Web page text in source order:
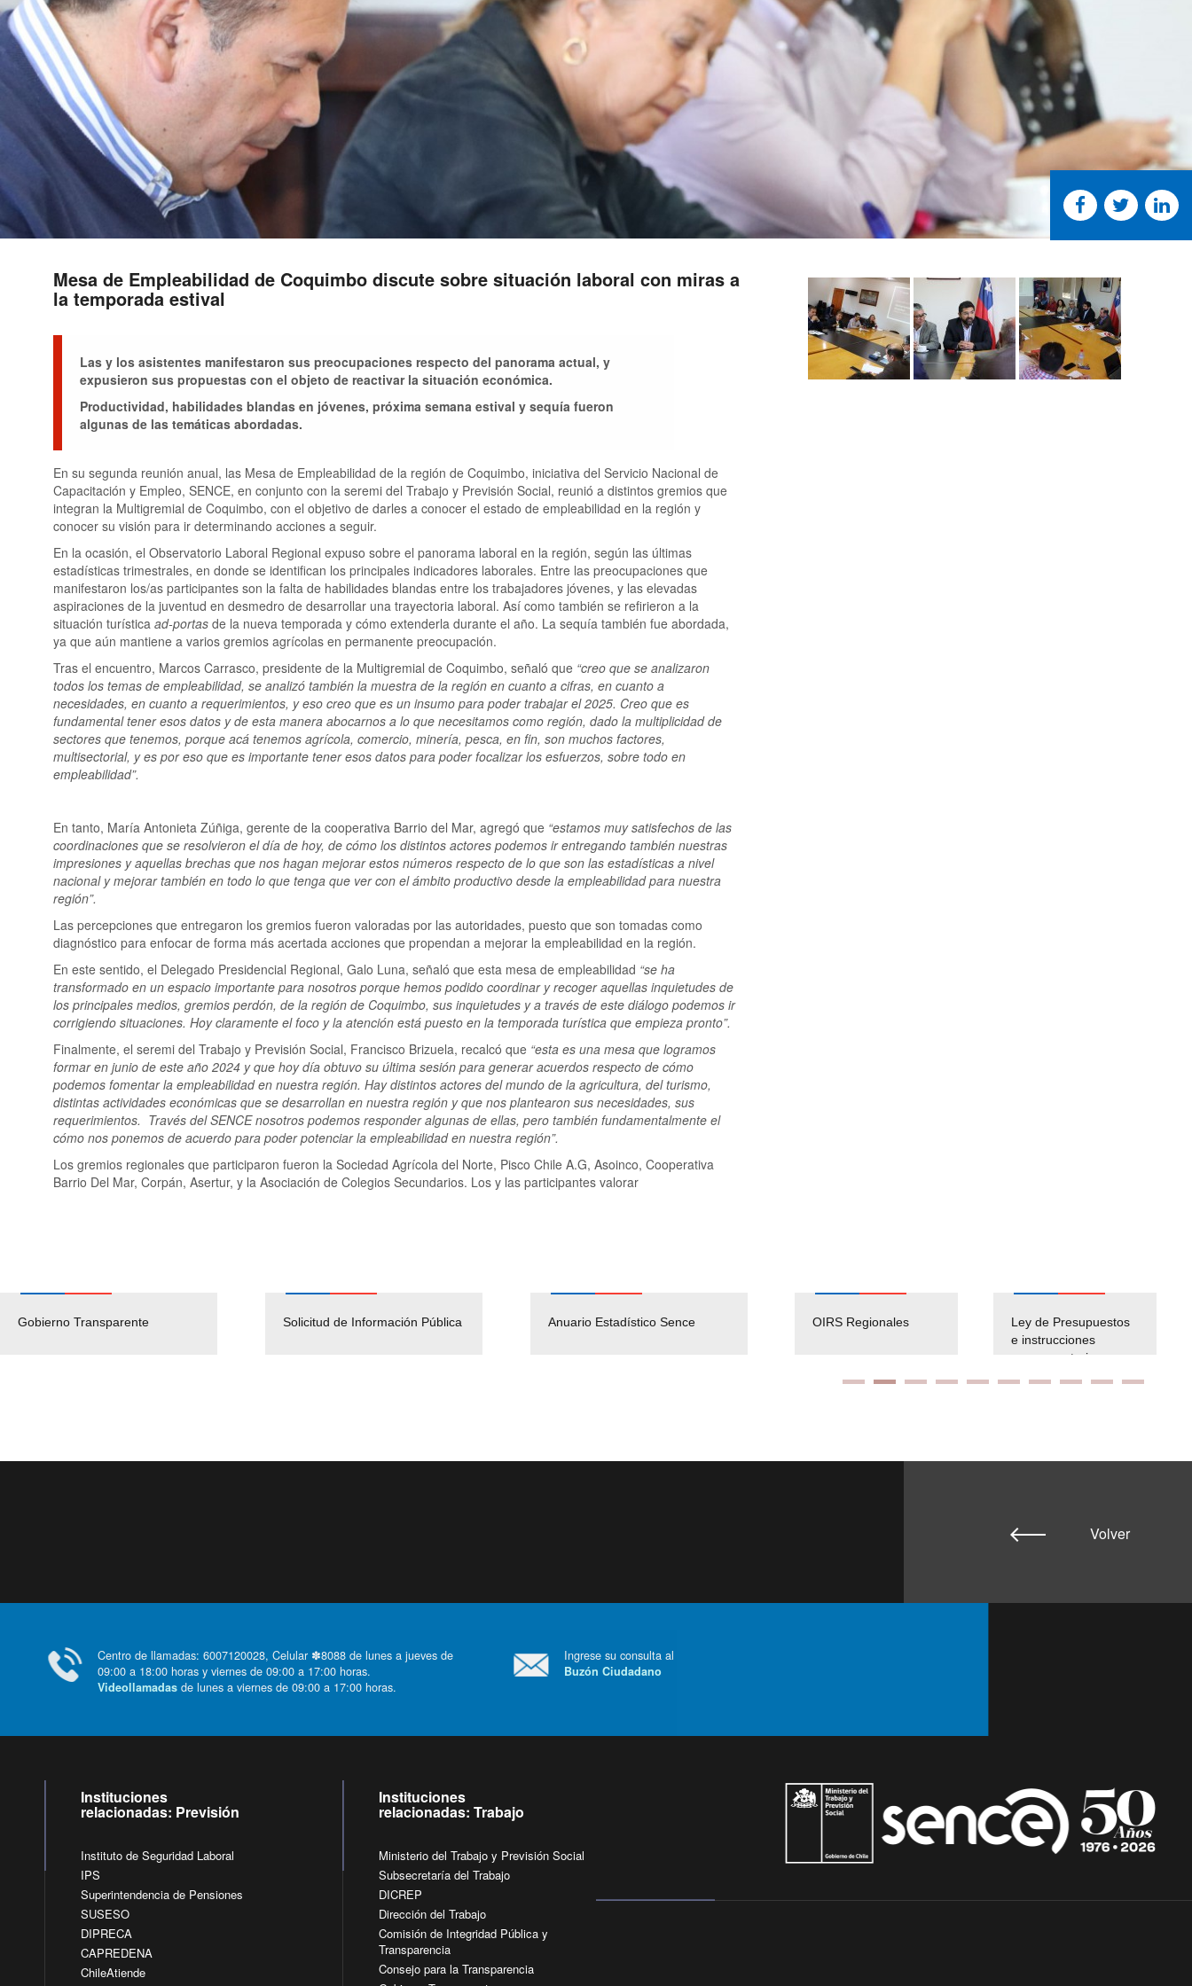
Mesa de Empleabilidad de Coquimbo discute sobre situación laboral con miras a
la temporada estival
Las y los asistentes manifestaron sus preocupaciones respecto del panorama actual, y
expusieron sus propuestas con el objeto de reactivar la situación económica.
Productividad, habilidades blandas en jóvenes, próxima semana estival y sequía fueron
algunas de las temáticas abordadas.
En su segunda reunión anual, las Mesa de Empleabilidad de la región de Coquimbo, iniciativa del Servicio Nacional de
Capacitación y Empleo, SENCE, en conjunto con la seremi del Trabajo y Previsión Social, reunió a distintos gremios que
integran la Multigremial de Coquimbo, con el objetivo de darles a conocer el estado de empleabilidad en la región y
conocer su visión para ir determinando acciones a seguir.
En la ocasión, el Observatorio Laboral Regional expuso sobre el panorama laboral en la región, según las últimas
estadísticas trimestrales, en donde se identifican los principales indicadores laborales. Entre las preocupaciones que
manifestaron los/as participantes son la falta de habilidades blandas entre los trabajadores jóvenes, y las elevadas
aspiraciones de la juventud en desmedro de desarrollar una trayectoria laboral. Así como también se refirieron a la
situación turística ad-portas de la nueva temporada y cómo extenderla durante el año. La sequía también fue abordada,
ya que aún mantiene a varios gremios agrícolas en permanente preocupación.
Tras el encuentro, Marcos Carrasco, presidente de la Multigremial de Coquimbo, señaló que “creo que se analizaron
todos los temas de empleabilidad, se analizó también la muestra de la región en cuanto a cifras, en cuanto a
necesidades, en cuanto a requerimientos, y eso creo que es un insumo para poder trabajar el 2025. Creo que es
fundamental tener esos datos y de esta manera abocarnos a lo que necesitamos como región, dado la multiplicidad de
sectores que tenemos, porque acá tenemos agrícola, comercio, minería, pesca, en fin, son muchos factores,
multisectorial, y es por eso que es importante tener esos datos para poder focalizar los esfuerzos, sobre todo en
empleabilidad”.
En tanto, María Antonieta Zúñiga, gerente de la cooperativa Barrio del Mar, agregó que “estamos muy satisfechos de las
coordinaciones que se resolvieron el día de hoy, de cómo los distintos actores podemos ir entregando también nuestras
impresiones y aquellas brechas que nos hagan mejorar estos números respecto de lo que son las estadísticas a nivel
nacional y mejorar también en todo lo que tenga que ver con el ámbito productivo desde la empleabilidad para nuestra
región”.
Las percepciones que entregaron los gremios fueron valoradas por las autoridades, puesto que son tomadas como
diagnóstico para enfocar de forma más acertada acciones que propendan a mejorar la empleabilidad en la región.
En este sentido, el Delegado Presidencial Regional, Galo Luna, señaló que esta mesa de empleabilidad “se ha
transformado en un espacio importante para nosotros porque hemos podido coordinar y recoger aquellas inquietudes de
los principales medios, gremios perdón, de la región de Coquimbo, sus inquietudes y a través de este diálogo podemos ir
corrigiendo situaciones. Hoy claramente el foco y la atención está puesto en la temporada turística que empieza pronto”.
Finalmente, el seremi del Trabajo y Previsión Social, Francisco Brizuela, recalcó que “esta es una mesa que logramos
formar en junio de este año 2024 y que hoy día obtuvo su última sesión para generar acuerdos respecto de cómo
podemos fomentar la empleabilidad en nuestra región. Hay distintos actores del mundo de la agricultura, del turismo,
distintas actividades económicas que se desarrollan en nuestra región y que nos plantearon sus necesidades, sus
requerimientos. Través del SENCE nosotros podemos responder algunas de ellas, pero también fundamentalmente el
cómo nos ponemos de acuerdo para poder potenciar la empleabilidad en nuestra región”.
Los gremios regionales que participaron fueron la Sociedad Agrícola del Norte, Pisco Chile A.G, Asoinco, Cooperativa
Barrio Del Mar, Corpán, Asertur, y la Asociación de Colegios Secundarios. Los y las participantes valorar
Gobierno Transparente Solicitud de Información Pública Anuario Estadístico Sence
Pago Proveedores
Empleos Públicos
Solicitud Audiencias y
OIRS Regionales
Ley de Presupuestos
e instrucciones
presuspuetarias
Volver
Centro de llamadas: 6007120028, Celular ✽8088 de lunes a jueves de
09:00 a 18:00 horas y viernes de 09:00 a 17:00 horas.
Videollamadas de lunes a viernes de 09:00 a 17:00 horas.
Ingrese su consulta al
Buzón Ciudadano
Instituciones
relacionadas: Previsión
Instituto de Seguridad Laboral
IPS
Superintendencia de Pensiones
SUSESO
DIPRECA
CAPREDENA
ChileAtiende
Instituciones
relacionadas: Trabajo
Ministerio del Trabajo y Previsión Social
Subsecretaría del Trabajo
DICREP
Dirección del Trabajo
Comisión de Integridad Pública y
Transparencia
Consejo para la Transparencia